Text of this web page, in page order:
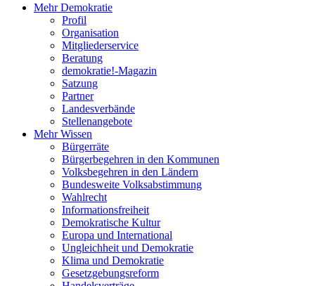
Mehr Demokratie
Profil
Organisation
Mitgliederservice
Beratung
demokratie!-Magazin
Satzung
Partner
Landesverbände
Stellenangebote
Mehr Wissen
Bürgerräte
Bürgerbegehren in den Kommunen
Volksbegehren in den Ländern
Bundesweite Volksabstimmung
Wahlrecht
Informationsfreiheit
Demokratische Kultur
Europa und International
Ungleichheit und Demokratie
Klima und Demokratie
Gesetzgebungsreform